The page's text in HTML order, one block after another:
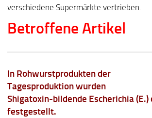
verschiedene Supermärkte vertrieben.
Betroffene Artikel
In Rohwurstprodukten der
Tagesproduktion wurden
Shigatoxin-bildende Escherichia (E.)
festgestellt.